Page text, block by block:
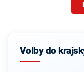
Volby do